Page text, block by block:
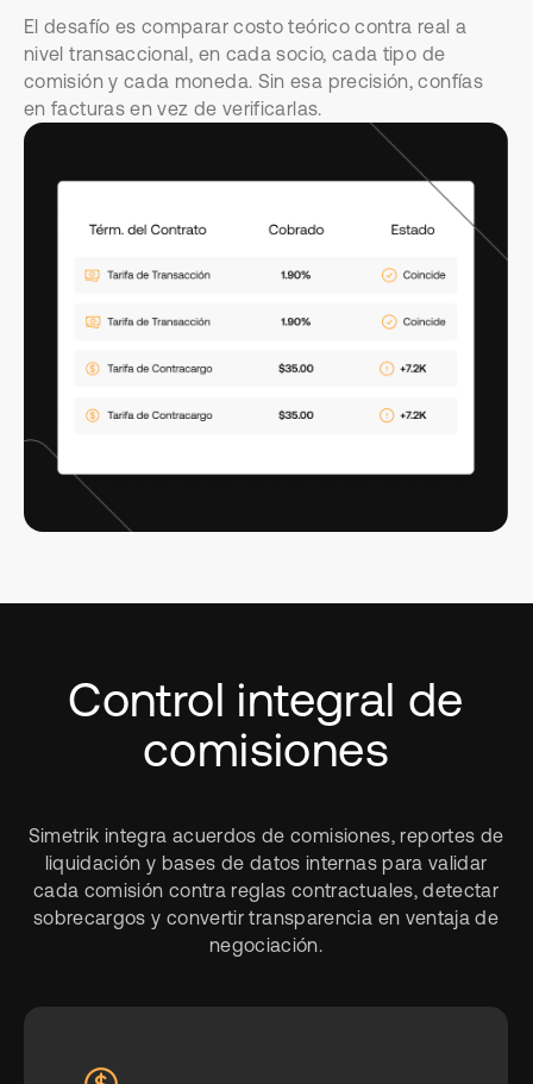
El desafío es comparar costo teórico contra real a
nivel transaccional, en cada socio, cada tipo de
comisión y cada moneda. Sin esa precisión, confías
en facturas en vez de verificarlas.
Control integral de
comisiones
Simetrik integra acuerdos de comisiones, reportes de
liquidación y bases de datos internas para validar
cada comisión contra reglas contractuales, detectar
sobrecargos y convertir transparencia en ventaja de
negociación.